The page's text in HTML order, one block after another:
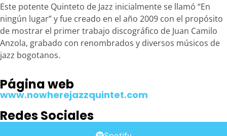
Este potente Quinteto de Jazz inicialmente se llamó “En
ningún lugar” y fue creado en el año 2009 con el propósito
de mostrar el primer trabajo discográfico de Juan Camilo
Anzola, grabado con renombrados y diversos músicos de
jazz bogotanos.
Página web
www.nowherejazzquintet.com
Redes Sociales